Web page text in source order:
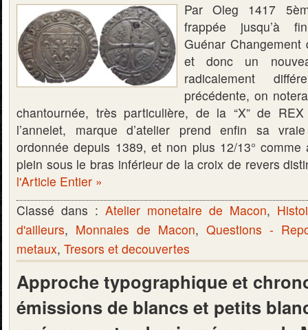
Par Oleg 1417
frappée jusqu’à
Guénar Changement
et donc un
radicalement
précédente, on
chantournée, très particulière, de la “X” de
l’annelet, marque d’atelier prend enfin sa
ordonnée depuis 1389, et non plus 12/13° comme
plein sous le bras inférieur de la croix de revers
l'Article Entier »
Classé dans : Atelier monetaire de Macon,
d'ailleurs, Monnaies de Macon, Questions -
metaux, Tresors et decouvertes
Approche typographique et
émissions de blancs et petits